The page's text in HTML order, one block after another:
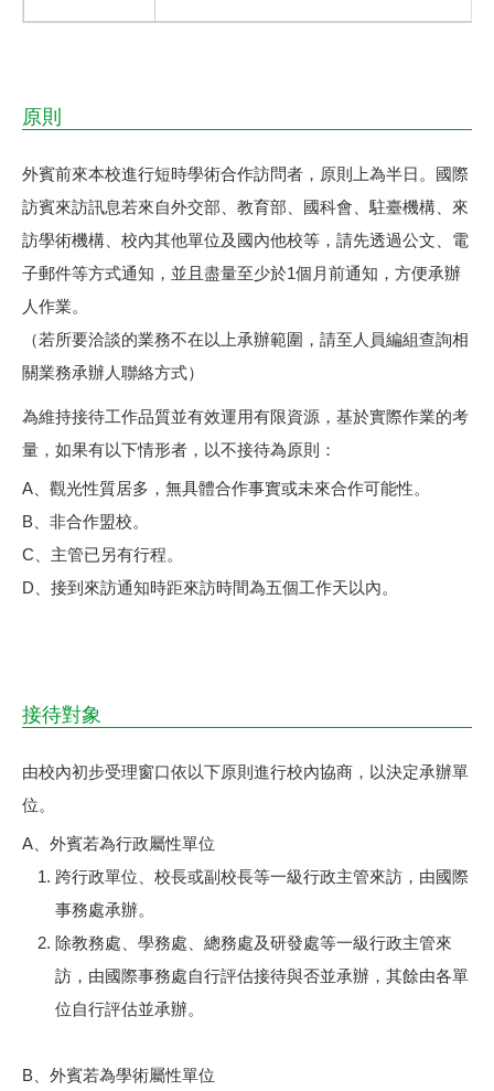
原則
外賓前來本校進行短時學術合作訪問者，原則上為半日。國際
訪賓來訪訊息若來自外交部、教育部、國科會、駐臺機構、來
訪學術機構、校內其他單位及國內他校等，請先透過公文、電
子郵件等方式通知，並且盡量至少於1個月前通知，方便承辦
人作業。
（若所要洽談的業務不在以上承辦範圍，請至人員編組查詢相
關業務承辦人聯絡方式）
為維持接待工作品質並有效運用有限資源，基於實際作業的考
量，如果有以下情形者，以不接待為原則：
A、觀光性質居多，無具體合作事實或未來合作可能性。
B、非合作盟校。
C、主管已另有行程。
D、接到來訪通知時距來訪時間為五個工作天以內。
接待對象
由校內初步受理窗口依以下原則進行校內協商，以決定承辦單
位。
A、外賓若為行政屬性單位
跨行政單位、校長或副校長等一級行政主管來訪，由國際
事務處承辦。
除教務處、學務處、總務處及研發處等一級行政主管來
訪，由國際事務處自行評估接待與否並承辦，其餘由各單
位自行評估並承辦。
B、外賓若為學術屬性單位